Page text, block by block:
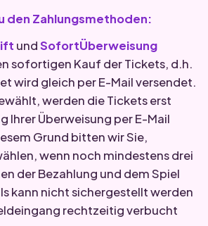
den Zahlungsmethoden:
undSofortÜberweisung
sofortigen Kauf der Tickets, d.h.
wird gleich per E-Mail versendet.
werden die Tickets erst
Ihrer Überweisung per E-Mail
Grund bitten wir Sie,
wenn noch mindestens drei
der Bezahlung und dem Spiel
kann nicht sichergestellt werden
rechtzeitig verbucht